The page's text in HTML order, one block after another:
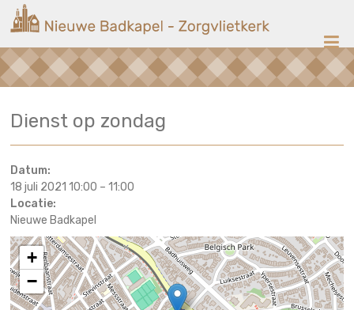
naar
inhoud
Nieuwe
Badkapel
op
Dienst op zondag
Datum:
18 juli 2021 10:00 –11:00
Locatie:
Nieuwe Badkapel
+
−